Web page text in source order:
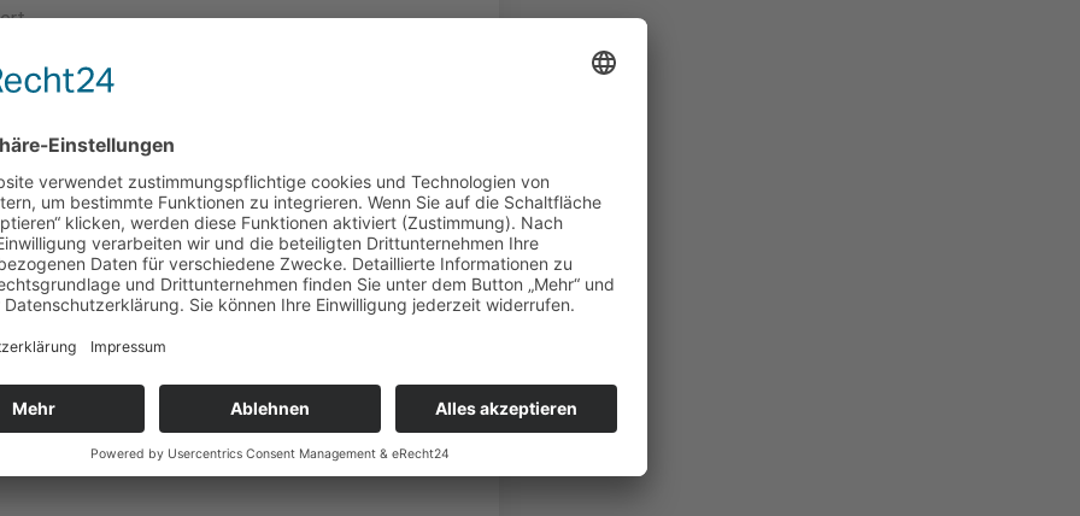
sieht aus ,,wie neu“.
zum Automobil dafür, dass sich Ihre Fahrzeuge
Zustand befinden.
und der norddeutschen Region.